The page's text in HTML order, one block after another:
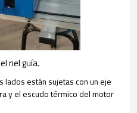
riel guía.
lados están sujetas con un eje
y el escudo térmico del motor